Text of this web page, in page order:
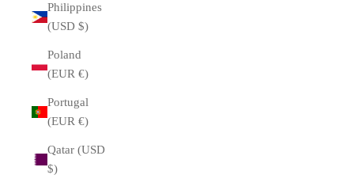
Philippines
(USD $)
Poland
(EUR €)
Portugal
(EUR €)
Qatar (USD
$)